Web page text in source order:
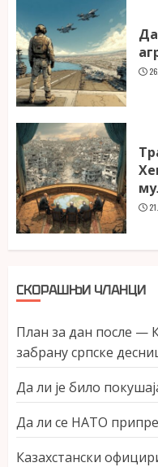
СКОРАШЊИ ЧЛАНЦИ
План за дан после —
забрану српске
Да ли је било
Да ли се НАТО
Казахстански